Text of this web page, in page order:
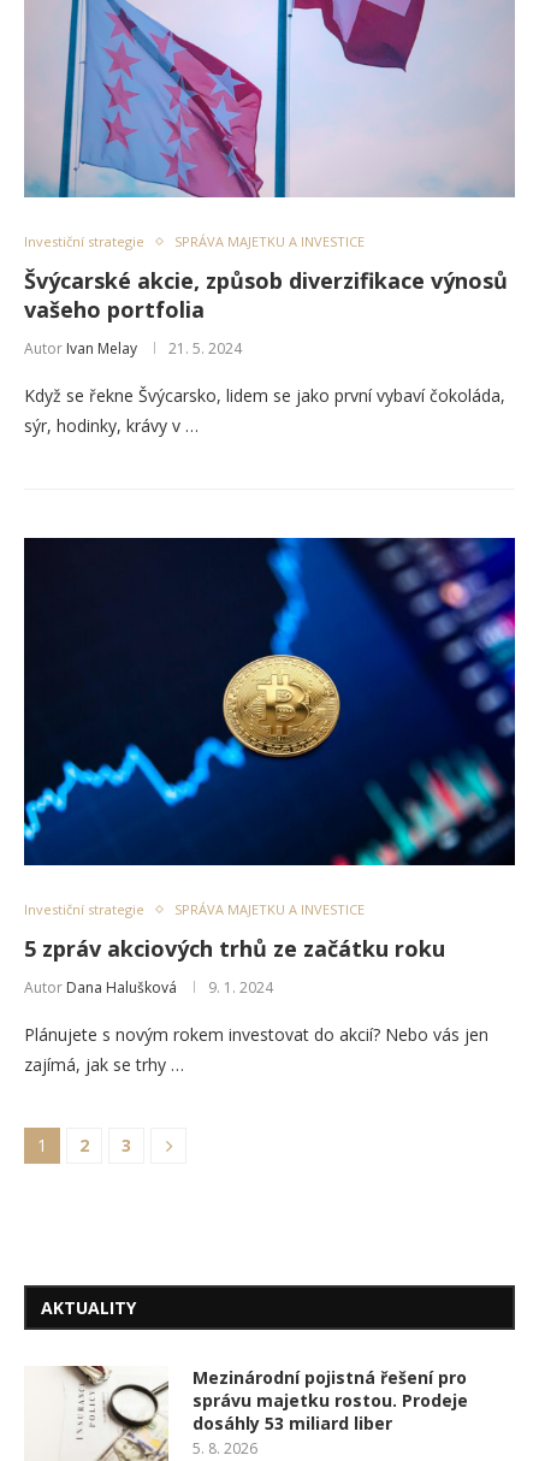
Investiční strategie SPRÁVA MAJETKU A INVESTICE
Švýcarské akcie, způsob diverzifikace výnosů
vašeho portfolia
Autor Ivan Melay 21. 5. 2024
Když se řekne Švýcarsko, lidem se jako první vybaví čokoláda,
sýr, hodinky, krávy v …
Investiční strategie SPRÁVA MAJETKU A INVESTICE
5 zpráv akciových trhů ze začátku roku
Autor Dana Halušková 9. 1. 2024
Plánujete s novým rokem investovat do akcií? Nebo vás jen
zajímá, jak se trhy …
1 2 3
AKTUALITY
Mezinárodní pojistná řešení pro
správu majetku rostou. Prodeje
dosáhly 53 miliard liber
5. 8. 2026